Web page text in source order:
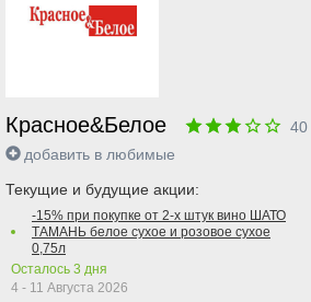
Красное&Белое 40
добавить в любимые
Текущие и будущие акции:
-15% при покупке от 2-х штук вино ШАТО
ТАМАНЬ белое сухое и розовое сухое
0,75л
Осталось 3 дня
4 - 11 Августа 2026